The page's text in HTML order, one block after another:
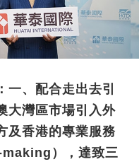
一、配合走出去引
大灣區市場引入外
及香港的專業服務
making），達致三